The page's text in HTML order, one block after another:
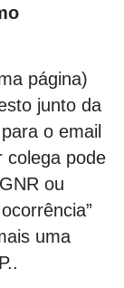
página)
junto da
o email
colega pode
ou
uma